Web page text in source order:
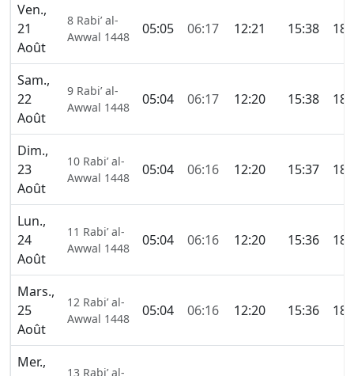
Ven.,
21
Août
8 Rabi’ al-
Awwal 1448
05:05 06:17 12:21 15:38
Sam.,
22
Août
9 Rabi’ al-
Awwal 1448
05:04 06:17 12:20 15:38
Dim.,
23
Août
10 Rabi’ al-
Awwal 1448
05:04 06:16 12:20 15:37
Lun.,
24
Août
11 Rabi’ al-
Awwal 1448
05:04 06:16 12:20 15:36
Mars.,
25
Août
12 Rabi’ al-
Awwal 1448
05:04 06:16 12:20 15:36
Mer.,
13 Rabi’ al-